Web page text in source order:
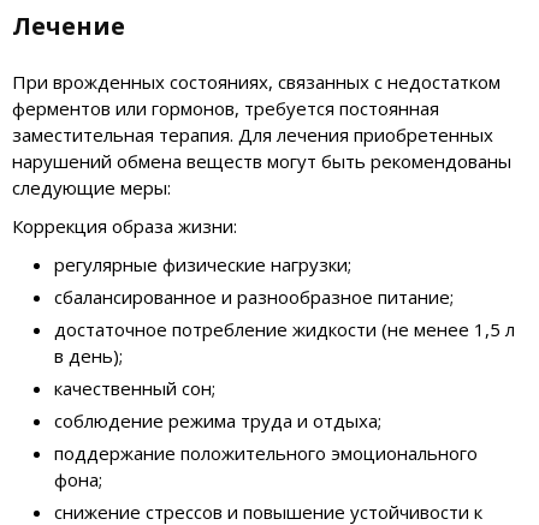
Лечение
При врожденных состояниях, связанных с недостатком
ферментов или гормонов, требуется постоянная
заместительная терапия. Для лечения приобретенных
нарушений обмена веществ могут быть рекомендованы
следующие меры:
Коррекция образа жизни:
регулярные физические нагрузки;
сбалансированное и разнообразное питание;
достаточное потребление жидкости (не менее 1,5 л
в день);
качественный сон;
соблюдение режима труда и отдыха;
поддержание положительного эмоционального
фона;
снижение стрессов и повышение устойчивости к